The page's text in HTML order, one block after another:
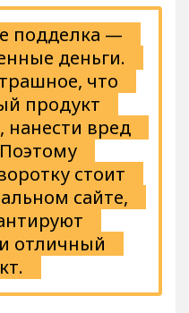
подделка —
деньги.
что
продукт
нанести вред
стоит
сайте,
отличный